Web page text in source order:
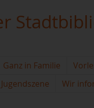
Ganz in Familie
Jugendszene Wir